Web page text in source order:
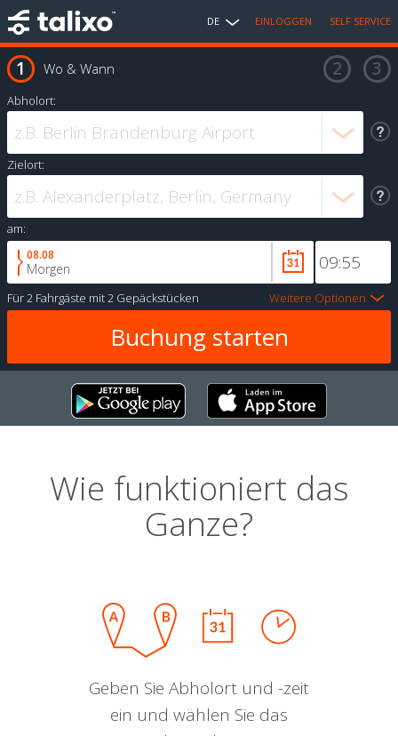
DE EINLOGGEN SELF SERVICE
Wo & Wann
Abholort:
Zielort:
am:
08.08
Morgen
Für2 Fahrgäste mit2 Gepäckstücken Weitere Optionen
Wie funktioniert das
Ganze?
Geben Sie Abholort und -zeit
ein und wählen Sie das